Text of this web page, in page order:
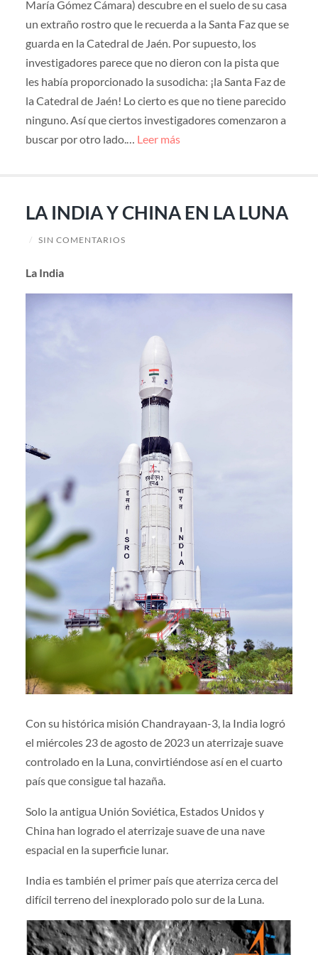
María Gómez Cámara) descubre en el suelo de su casa
un extraño rostro que le recuerda a la Santa Faz que se
guarda en la Catedral de Jaén. Por supuesto, los
investigadores parece que no dieron con la pista que
les había proporcionado la susodicha: ¡la Santa Faz de
la Catedral de Jaén! Lo cierto es que no tiene parecido
ninguno. Así que ciertos investigadores comenzaron a
buscar por otro lado.… Leer más
LA INDIA Y CHINA EN LA LUNA
/ SIN COMENTARIOS
La India
Con su histórica misión Chandrayaan-3, la India logró
el miércoles 23 de agosto de 2023 un aterrizaje suave
controlado en la Luna, convirtiéndose así en el cuarto
país que consigue tal hazaña.
Solo la antigua Unión Soviética, Estados Unidos y
China han logrado el aterrizaje suave de una nave
espacial en la superficie lunar.
India es también el primer país que aterriza cerca del
difícil terreno del inexplorado polo sur de la Luna.